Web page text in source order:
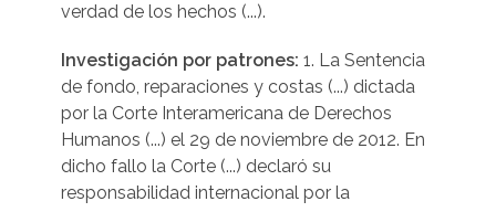
verdad de los hechos (...).
Investigación por patrones: 1. La Sentencia
de fondo, reparaciones y costas (...) dictada
por la Corte Interamericana de Derechos
Humanos (...) el 29 de noviembre de 2012. En
dicho fallo la Corte (...) declaró su
responsabilidad internacional por la